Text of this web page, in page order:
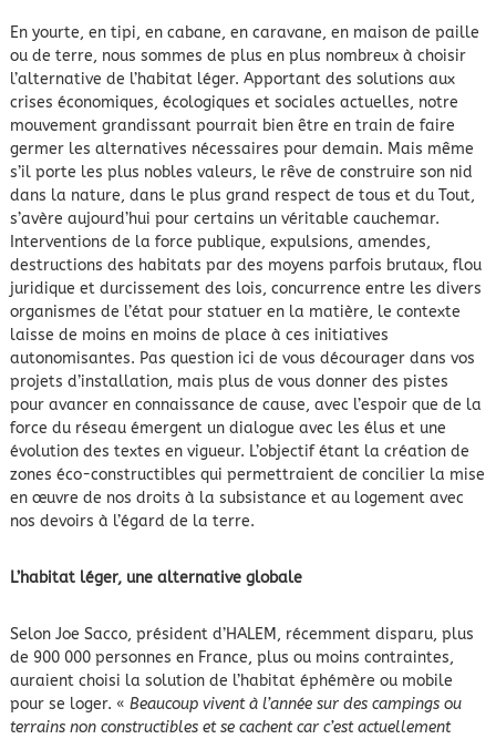
En yourte, en tipi, en cabane, en caravane, en maison de paille
ou de terre, nous sommes de plus en plus nombreux à choisir
l’alternative de l’habitat léger. Apportant des solutions aux
crises économiques, écologiques et sociales actuelles, notre
mouvement grandissant pourrait bien être en train de faire
germer les alternatives nécessaires pour demain. Mais même
s’il porte les plus nobles valeurs, le rêve de construire son nid
dans la nature, dans le plus grand respect de tous et du Tout,
s’avère aujourd’hui pour certains un véritable cauchemar.
Interventions de la force publique, expulsions, amendes,
destructions des habitats par des moyens parfois brutaux, flou
juridique et durcissement des lois, concurrence entre les divers
organismes de l’état pour statuer en la matière, le contexte
laisse de moins en moins de place à ces initiatives
autonomisantes. Pas question ici de vous décourager dans vos
projets d’installation, mais plus de vous donner des pistes
pour avancer en connaissance de cause, avec l’espoir que de la
force du réseau émergent un dialogue avec les élus et une
évolution des textes en vigueur. L’objectif étant la création de
zones éco-constructibles qui permettraient de concilier la mise
en œuvre de nos droits à la subsistance et au logement avec
nos devoirs à l’égard de la terre.
L’habitat léger, une alternative globale
Selon Joe Sacco, président d’HALEM, récemment disparu, plus
de 900 000 personnes en France, plus ou moins contraintes,
auraient choisi la solution de l’habitat éphémère ou mobile
pour se loger. « Beaucoup vivent à l’année sur des campings ou
terrains non constructibles et se cachent car c’est actuellement